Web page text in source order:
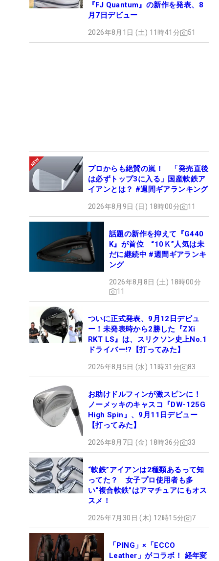
『FJ Quantum』の新作を発表、8
月7日デビュー
2026年8月1日 (土) 11時41分 51
プロからも絶賛の嵐！ 「発売直後
は必ずトップ3に入る」国産軟鉄ア
イアンとは？ #週間ギアランキング
2026年8月9日 (日) 18時00分 11
話題の新作を抑えて『G440
K』が首位 “10Ｋ”人気は未
だに継続中 #週間ギアランキ
ング
2026年8月8日 (土) 18時00分
11
ついに正式発表、9月12日デビュ
ー！未発表時から2勝した『ZXi
RKT LS』は、スリクソン史上No.1
ドライバー!?【打ってみた】
2026年8月5日 (水) 11時31分 83
お助けドルフィンが激スピンに！
ノーメッキのキャスコ『DW-125G
High Spin』、9月11日デビュー
【打ってみた】
2026年8月7日 (金) 18時36分 33
“軟鉄”アイアンは2種類あるって知
ってた？ 女子プロ使用者も多
い“複合軟鉄”はアマチュアにもオス
スメ！
2026年7月30日 (木) 12時15分 7
「PING」×「ECCO
Leather」がコラボ！ 経年変